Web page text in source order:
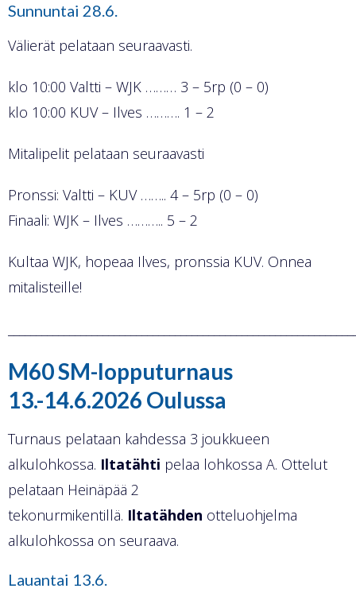
Sunnuntai 28.6.
Välierät pelataan seuraavasti.
klo 10:00 Valtti – WJK ……… 3 – 5rp (0 – 0)
klo 10:00 KUV – Ilves ………. 1 – 2
Mitalipelit pelataan seuraavasti
Pronssi: Valtti – KUV …….. 4 – 5rp (0 – 0)
Finaali: WJK – Ilves ……….. 5 – 2
Kultaa WJK, hopeaa Ilves, pronssia KUV. Onnea
mitalisteille!
M60 SM-lopputurnaus
13.-14.6.2026 Oulussa
Turnaus pelataan kahdessa 3 joukkueen
alkulohkossa. Iltatähti pelaa lohkossa A. Ottelut
pelataan Heinäpää 2
tekonurmikentillä. Iltatähden otteluohjelma
alkulohkossa on seuraava.
Lauantai 13.6.